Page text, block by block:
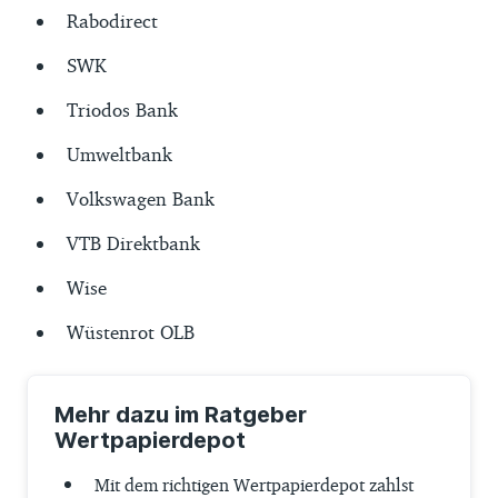
Rabodirect
SWK
Triodos Bank
Umweltbank
Volkswagen Bank
VTB Direktbank
Wise
Wüstenrot OLB
Mehr dazu im Ratgeber
Wertpapierdepot
Mit dem richtigen Wertpapierdepot zahlst